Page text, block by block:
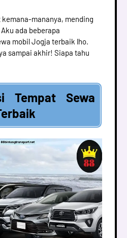
mananya, mending
ada beberapa
mobil Jogja terbaik lho.
sampai akhir! Siapa tahu
Tempat Sewa